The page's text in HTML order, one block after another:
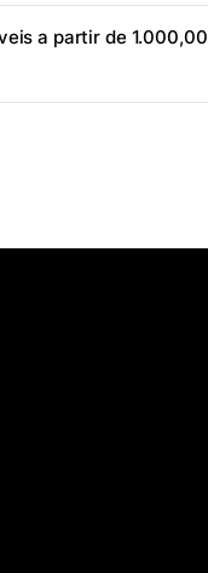
a partir de 1.000,00